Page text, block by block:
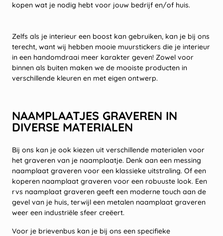
kopen wat je nodig hebt voor jouw bedrijf en/of huis.
Zelfs als je interieur een boost kan gebruiken, kan je bij ons
terecht, want wij hebben mooie muurstickers die je interieur
in een handomdraai meer karakter geven! Zowel voor
binnen als buiten maken we de mooiste producten in
verschillende kleuren en met eigen ontwerp.
NAAMPLAATJES GRAVEREN IN
DIVERSE MATERIALEN
Bij ons kan je ook kiezen uit verschillende materialen voor
het graveren van je naamplaatje. Denk aan een messing
naamplaat graveren voor een klassieke uitstraling. Of een
koperen naamplaat graveren voor een robuuste look. Een
rvs naamplaat graveren geeft een moderne touch aan de
gevel van je huis, terwijl een metalen naamplaat graveren
weer een industriële sfeer creëert.
Voor je brievenbus kan je bij ons een specifieke